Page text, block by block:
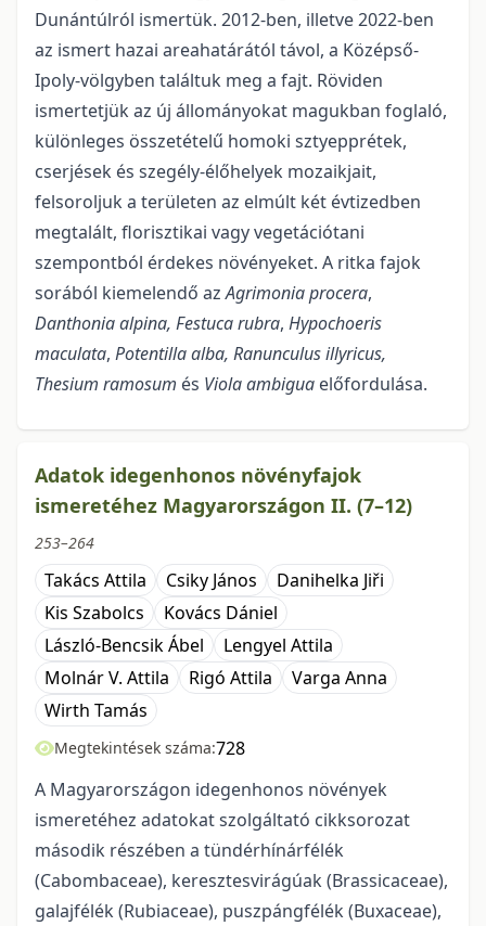
Dunántúlról ismertük. 2012-ben, illetve 2022-ben
az is­mert hazai areahatárától távol, a Középső-
Ipoly-völgyben találtuk meg a fajt. Röviden
ismertetjük az új állományokat magukban foglaló,
különleges összetételű homoki sztyepprétek,
cserjések és szegély-élőhelyek mozaikjait,
felsoroljuk a területen az elmúlt két évtizedben
megtalált, florisztikai vagy vege­tációtani
szempontból érdekes növényeket. A ritka fajok
sorából kiemelendő azAgrimonia procera,
Danthonia alpina, Festuca rubra, Hypochoeris
maculata, Potentilla alba, Ranunculus illyricus,
Thesium ramosum és Viola ambigua előfordulása.
Adatok idegenhonos növényfajok
ismeretéhez Magyarországon II. (7–12)
253–264
Takács Attila Csiky János
Danihelka Jiři
Kis Szabolcs
Kovács Dániel
László-Bencsik Ábel
Lengyel Attila
Molnár V. Attila
Rigó Attila
Varga Anna
Wirth Tamás
Megtekintések száma:728
A Magyarországon idegenhonos növények
ismeretéhez adatokat szolgáltató cikksoro­zat
második részében a tündérhínárfélék
(Cabombaceae), keresztesvirágúak (Brassicaceae),
galajfélék (Rubiaceae), puszpángfélék (Buxaceae),